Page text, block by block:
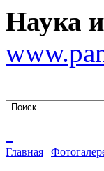
Наука и
Главная |